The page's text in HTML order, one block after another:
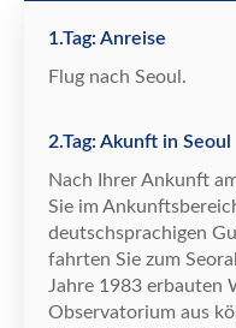
1.Tag: Anreise
Flug nach Seoul.
2.Tag: Akunft in Seoul
Nach Ihrer Ankunft
Sie im
deutschsprachigen
fahrten Sie zum
Jahre 1983 erbauten
Observatorium aus kö